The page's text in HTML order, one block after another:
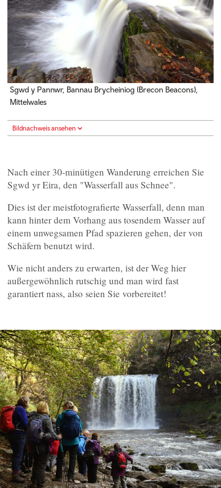
Sgwd y Pannwr, Bannau Brycheiniog (Brecon Beacons),
Mittelwales
Bildnachweis ansehen
Nach einer 30-minütigen Wanderung erreichen Sie
Sgwd yr Eira, den "Wasserfall aus Schnee".
Dies ist der meistfotografierte Wasserfall, denn man
kann hinter dem Vorhang aus tosendem Wasser auf
einem unwegsamen Pfad spazieren gehen, der von
Schäfern benutzt wird.
Wie nicht anders zu erwarten, ist der Weg hier
außergewöhnlich rutschig und man wird fast
garantiert nass, also seien Sie vorbereitet!